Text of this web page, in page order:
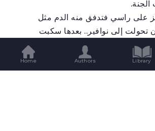
على راسي فتدفق منه الدم مثل
تحولت إلى نوافير.. بعدها سكبت
فانبعثت رائحة اللحم المحروق
في الشوارع والظلمات. في هذه
جسدي. ونظرت اليها: كانت ملقاة الى
Home Authors Library